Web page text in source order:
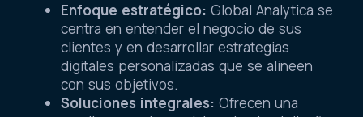
Enfoque estratégico: Global Analytica se
centra en entender el negocio de sus
clientes y en desarrollar estrategias
digitales personalizadas que se alineen
con sus objetivos.
Soluciones integrales: Ofrecen una